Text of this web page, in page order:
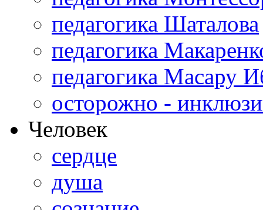
педагогика Шаталова
педагогика
педагогика Масару
осторожно -
Человек
сердце
душа